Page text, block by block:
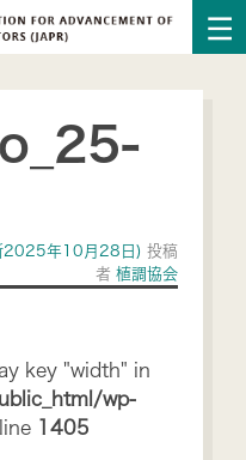
2025年10月28日)投稿
者 植調協会
key "width" in
wp-
1405